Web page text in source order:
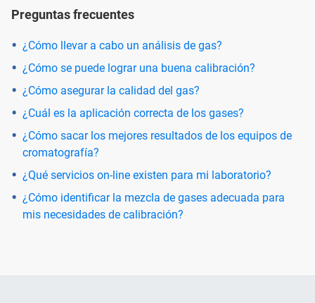
Preguntas frecuentes
¿Cómo llevar a cabo un análisis de gas?
¿Cómo se puede lograr una buena calibración?
¿Cómo asegurar la calidad del gas?
¿Cuál es la aplicación correcta de los gases?
¿Cómo sacar los mejores resultados de los equipos de
cromatografía?
¿Qué servicios on-line existen para mi laboratorio?
¿Cómo identificar la mezcla de gases adecuada para
mis necesidades de calibración?